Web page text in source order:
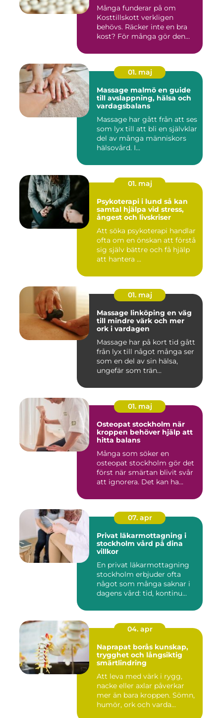
Många funderar på om
Kosttillskott verkligen
behövs. Räcker inte en bra
kost? För många gör den
01. maj
Massage malmö en guide
till avslappning, hälsa och
vardagsbalans
Massage har gått från att ses
som lyx till att bli en självklar
del av många människors
hälsovård. I...
01. maj
Psykoterapi i lund så kan
samtal hjälpa vid stress,
ångest och livskriser
Att söka psykoterapi handlar
ofta om en önskan att förstå
sig själv bättre och få hjälp
att hantera ...
01. maj
Massage linköping en väg
till mindre värk och mer
ork i vardagen
Massage har på kort tid gått
från lyx till något många ser
som en del av sin hälsa,
ungefär som trän...
01. maj
Osteopat stockholm när
kroppen behöver hjälp att
hitta balans
Många som söker en
osteopat stockholm gör det
först när smärtan blivit svår
att ignorera. Det kan ha...
07. apr
Privat läkarmottagning i
stockholm vård på dina
villkor
En privat läkarmottagning
stockholm erbjuder ofta
något som många saknar i
dagens vård: tid, kontinu...
04. apr
Naprapat borås kunskap,
trygghet och långsiktig
smärtlindring
Att leva med värk i rygg,
nacke eller axlar påverkar
mer än bara kroppen. Sömn,
humör, ork och varda...